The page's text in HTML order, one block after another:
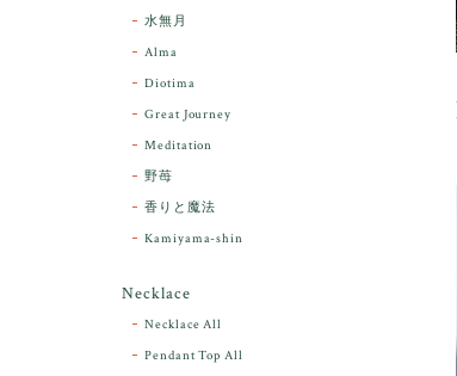
水無月
Alma
Diotima
Great Journey
Meditation
野苺
香りと魔法
Kamiyama-shin
Necklace
Necklace All
Pendant Top All